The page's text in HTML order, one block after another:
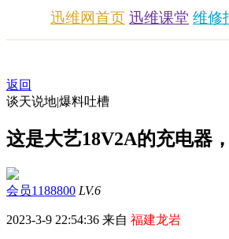
迅维网首页 迅维课堂 维修
返回
谈天说地|爆料吐槽
这是大艺18V2A的充电器
会员1188800 LV.6
2023-3-9 22:54:36 来自 福建龙岩